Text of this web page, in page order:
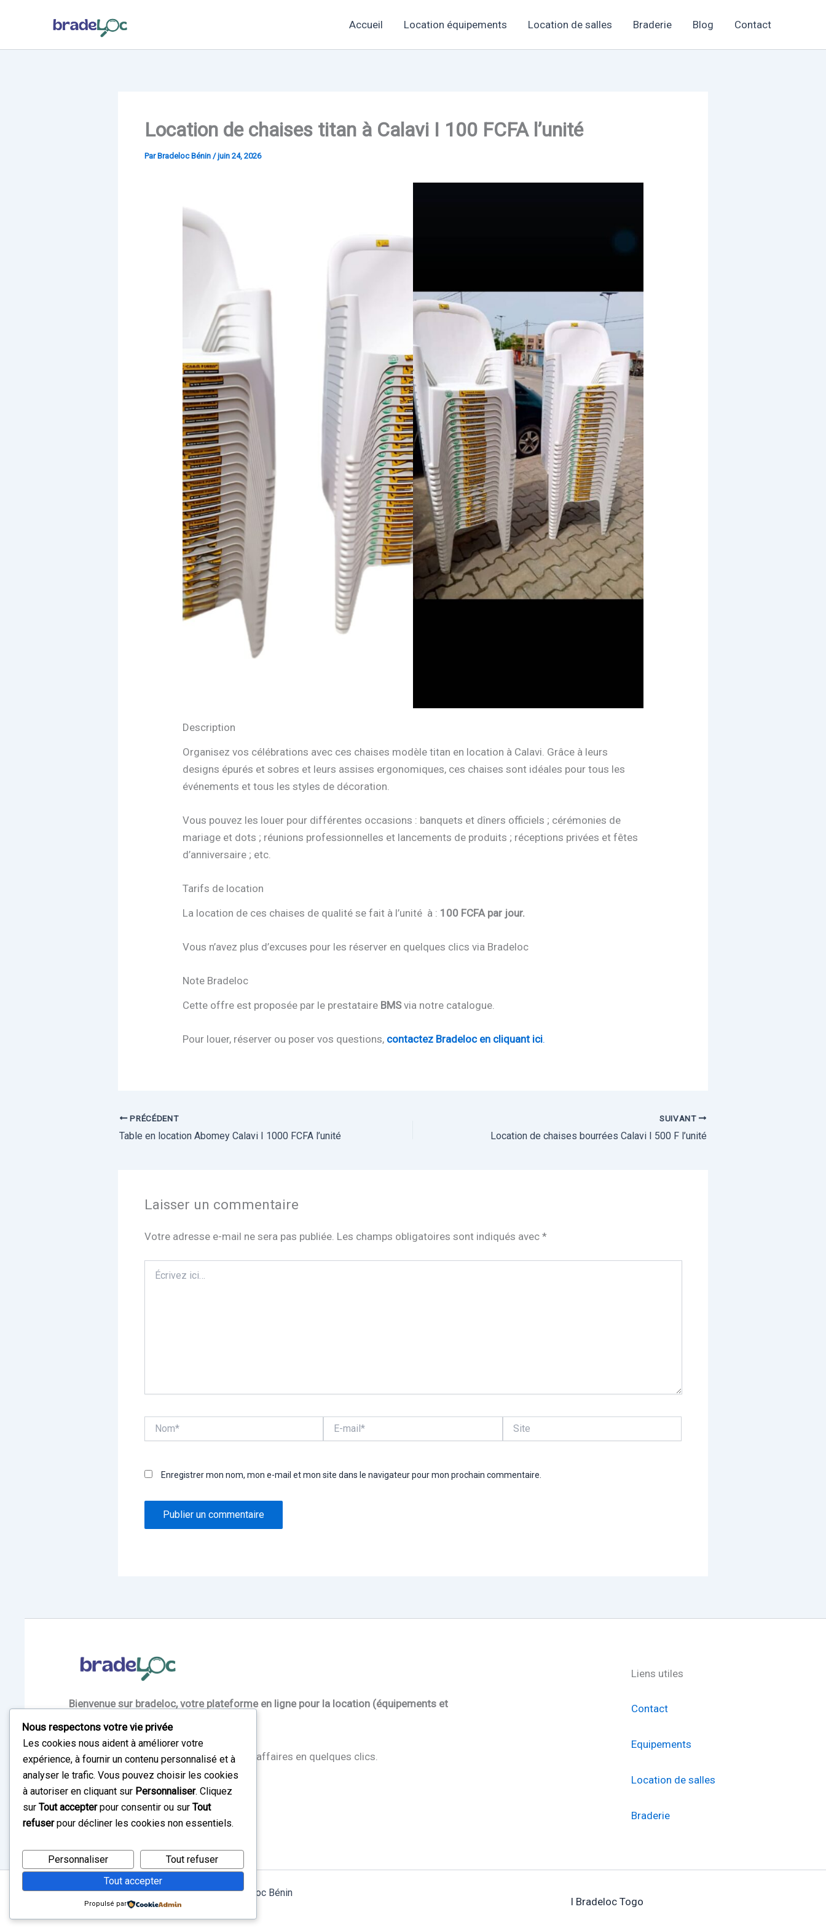
Accueil Location équipements Location de salles Braderie Blog Contact
Location de chaises titan à Calavi I 100 FCFA l’unité
ParBradeloc Bénin /juin 24, 2026
Description
Organisez vos célébrations avec ces chaises modèle titan en location à Calavi. Grâce à leurs
designs épurés et sobres et leurs assises ergonomiques, ces chaises sont idéales pour tous les
événements et tous les styles de décoration.
Vous pouvez les louer pour différentes occasions : banquets et dîners officiels ; cérémonies de
mariage et dots ; réunions professionnelles et lancements de produits ; réceptions privées et fêtes
d’anniversaire ; etc.
Tarifs de location
La location de ces chaises de qualité se fait à l’unité à : 100 FCFA par jour.
Vous n’avez plus d’excuses pour les réserver en quelques clics via Bradeloc
Note Bradeloc
Cette offre est proposée par le prestataire BMSvia notre catalogue.
Pour louer, réserver ou poser vos questions, contactez Bradeloc en cliquant ici.
PRÉCÉDENT
Table en location Abomey Calavi I 1000 FCFA l’unité
SUIVANT
Location de chaises bourrées Calavi I 500 F l’unité
Laisser un commentaire
Votre adresse e-mail ne sera pas publiée. Les champs obligatoires sont indiqués avec *
ici…
mail*
Enregistrer mon nom, mon e-mail et mon site dans le navigateur pour mon prochain commentaire.
Bienvenue sur bradeloc, votre plateforme en ligne pour la location (équipements et
salles) et la braderie au Bénin.
Réalisez vos projets et faites de bonnes affaires en quelques clics.
Louez – bradez – réinventez !
Liens utiles
Contact
Equipements
Location de salles
Braderie
Copyright © 2026 Bradeloc Bénin
I Bradeloc Togo
Nous respectons votre vie privée
Les cookies nous aident à améliorer votre
expérience, à fournir un contenu personnalisé et à
analyser le trafic. Vous pouvez choisir les cookies
à autoriser en cliquant sur Personnaliser. Cliquez
sur Tout accepterpour consentir ou sur Tout
refuserpour décliner les cookies non essentiels.
Personnaliser
Tout refuser
Tout accepter
Propulsé par